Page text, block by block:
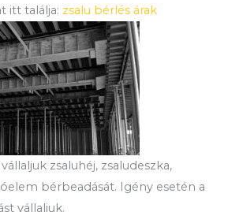
itt találja: zsalu bérlés árak
zsaluhéj, zsaludeszka,
bérbeadását. Igény esetén a
vállaljuk.